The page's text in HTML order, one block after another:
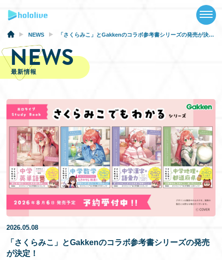
NEWS
EVENTS
VIDEOS
MUSIC
GOODS
SPECIAL
EN
NEWS 「さくらみこ」とGakkenのコラボ参考書シリーズの発売が決定！
NEWS
最新情報
2026.05.08
「さくらみこ」とGakkenのコラボ参考書シリーズの発売
が決定！